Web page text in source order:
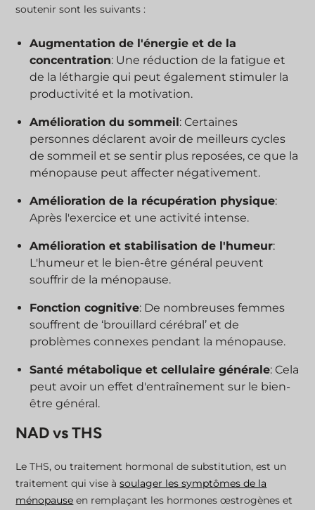
soutenir sont les suivants :
Augmentation de l'énergie et de la
concentration: Une réduction de la fatigue et
de la léthargie qui peut également stimuler la
productivité et la motivation.
Amélioration du sommeil : Certaines
personnes déclarent avoir de meilleurs cycles
de sommeil et se sentir plus reposées, ce que la
ménopause peut affecter négativement.
Amélioration de la récupération physique:
Après l'exercice et une activité intense.
Amélioration et stabilisation de l'humeur:
L'humeur et le bien-être général peuvent
souffrir de la ménopause.
Fonction cognitive: De nombreuses femmes
souffrent de ‘brouillard cérébral’ et de
problèmes connexes pendant la ménopause.
Santé métabolique et cellulaire générale: Cela
peut avoir un effet d'entraînement sur le bien-
être général.
NAD vs THS
Le THS, ou traitement hormonal de substitution, est un
traitement qui vise àsoulager les symptômes de la
ménopause en remplaçant les hormones œstrogènes et